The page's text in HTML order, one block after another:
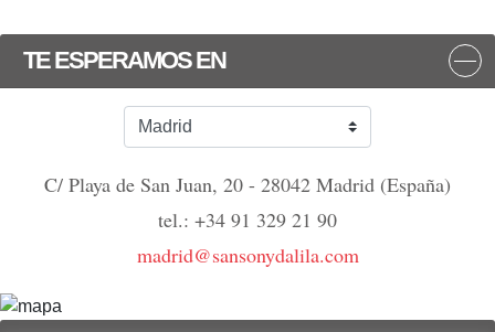
TE ESPERAMOS EN
C/ Playa de San Juan, 20 - 28042 Madrid (España)
tel.: +34 91 329 21 90
madrid@sansonydalila.com